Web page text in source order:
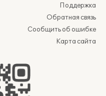
Поддержка
Обратная связь
Сообщить об ошибке
Карта сайта